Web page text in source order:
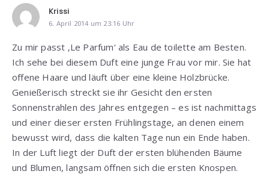
Krissi
6. April 2014 um 23:16 Uhr
Zu mir passt ‚Le Parfum‘ als Eau de toilette am Besten.
Ich sehe bei diesem Duft eine junge Frau vor mir. Sie hat
offene Haare und läuft über eine kleine Holzbrücke.
Genießerisch streckt sie ihr Gesicht den ersten
Sonnenstrahlen des Jahres entgegen – es ist nachmittags
und einer dieser ersten Frühlingstage, an denen einem
bewusst wird, dass die kalten Tage nun ein Ende haben.
In der Luft liegt der Duft der ersten blühenden Bäume
und Blumen, langsam öffnen sich die ersten Knospen.